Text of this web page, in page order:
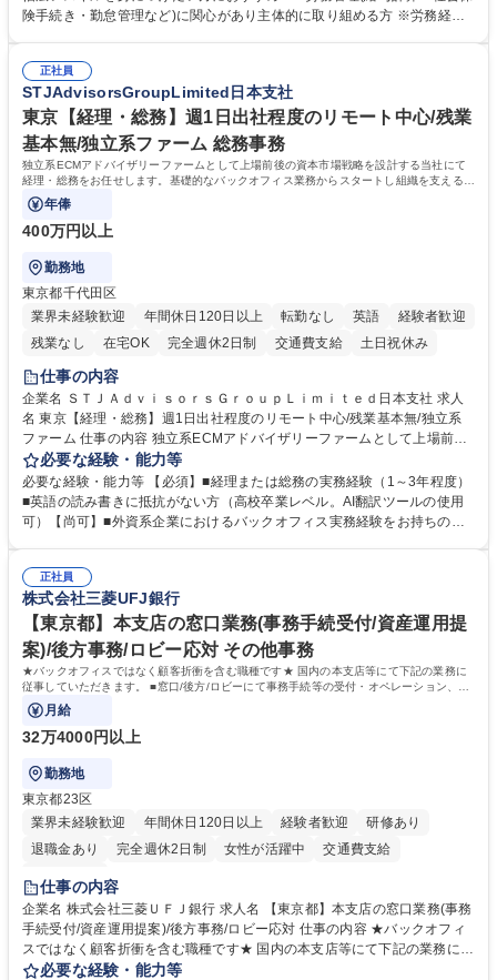
します。ご経験に応じて、休職者管理など、幅広く経験を積んでいただき
幅広く経験を積みたい意欲がある方に最適な環境です。 募集職種 【総
務・人事】未経験歓迎/日立グループ/組織運営を支えるゼネラリストを目
指す
険手続き・勤怠管理など)に関心があり主体的に取り組める方 ※労務経験
のご経験 ■労務管理（給与計算・社会保険手続き・勤怠管理など）の経験
■衛生管理者の資格をお持ちの方 学歴・資格 学歴：大学院 大学 高専 短大
専修学校 高校 語学力： 資格：
正社員
STJAdvisorsGroupLimited日本支社
東京【経理・総務】週1日出社程度のリモート中心/残業
基本無/独立系ファーム 総務事務
独立系ECMアドバイザリーファームとして上場前後の資本市場戦略を設計する当社にて
経理・総務をお任せします。基礎的なバックオフィス業務からスタートし組織を支える専
任担当として広く活躍できる環境です。
年俸
400万円以上
勤務地
東京都千代田区
業界未経験歓迎
年間休日120日以上 転勤なし 英語
経験者歓迎
残業なし
在宅OK 完全週休2日制 交通費支給 土日祝休み
仕事の内容
企業名 ＳＴＪＡｄｖｉｓｏｒｓＧｒｏｕｐＬｉｍｉｔｅｄ日本支社 求人
名 東京【経理・総務】週1日出社程度のリモート中心/残業基本無/独立系
ファーム 仕事の内容 独立系ECMアドバイザリーファームとして上場前後
の資本市場戦略を設計する当社にて経理・総務をお任せします。基礎的な
バックオフィス業務からスタートし組織を支える専任担当として広く活躍
できる環境です。 ■日常経理、月次および年次決算サポート業務 ■本国
（グローバル）との英文メール対応（AI翻訳ツール等を使用しての対応で
業務をお任せします。残業も基本的には発生せず、ご自身のペースで業務
を進めやすく定着率の高い環境です。 募集職種 東京【経理・総務】週1日
出社程度のリモート中心/残業基本無/独立系ファーム
必要な経験・能力等
必要な経験・能力等 【必須】■経理または総務の実務経験（1～3年程度）
■英語の読み書きに抵抗がない方（高校卒業レベル。AI翻訳ツールの使用
可）【尚可】■外資系企業におけるバックオフィス実務経験をお持ちの方
【働き方について】現在は週4日程度の在宅勤務を実施しており、ワーク
ライフバランスを重視する方に最適な環境です（フルリモートも面接で相
談可）。【求める人物像】幅広いバックオフィス業務に柔軟に対応でき、
社内外と円滑にコミュニケーションを取りながら業務を推進できる方 学
歴・資格 学歴：大学院 大学 高専 短大 専修学校 高校 語学力： 資格：
正社員
株式会社三菱UFJ銀行
【東京都】本支店の窓口業務(事務手続受付/資産運用提
案)/後方事務/ロビー応対 その他事務
★バックオフィスではなく顧客折衝を含む職種です★ 国内の本支店等にて下記の業務に
従事していただきます。 ■窓口/後方/ロビーにて事務手続等の受付・オペレーション、お
客様対応
月給
32万4000円以上
勤務地
東京都23区
業界未経験歓迎
年間休日120日以上 経験者歓迎
研修あり
退職金あり
完全週休2日制 女性が活躍中
交通費支給
土日祝休み
仕事の内容
企業名 株式会社三菱ＵＦＪ銀行 求人名 【東京都】本支店の窓口業務(事務
手続受付/資産運用提案)/後方事務/ロビー応対 仕事の内容 ★バックオフィ
スではなく顧客折衝を含む職種です★ 国内の本支店等にて下記の業務に従
事していただきます。 ■窓口/後方/ロビーにて事務手続等の受付・オペレ
必要な経験・能力等